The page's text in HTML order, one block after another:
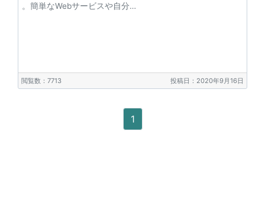
。簡単なWebサービスや自分…
閲覧数：7713 投稿日：2020年9月16日
1